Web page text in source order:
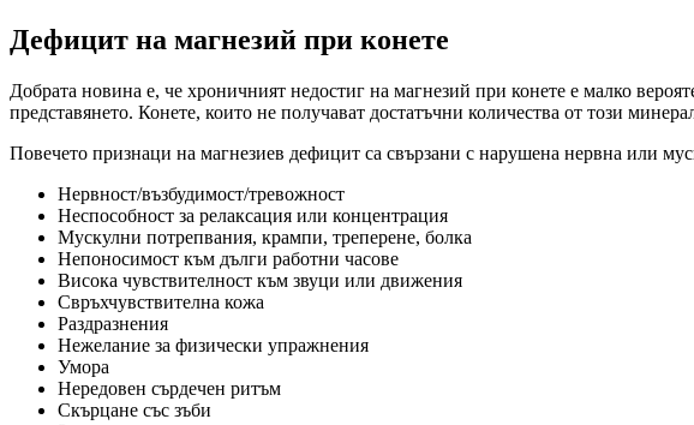
Дефицит на магнезий при конете
Добрата новина е, че хроничният недостиг на магнезий при конете е малко
представянето. Конете, които не получават достатъчни количества от този
Повечето признаци на магнезиев дефицит са свързани с нарушена нервна или
Нервност/възбудимост/тревожност
Неспособност за релаксация или концентрация
Мускулни потрепвания, крампи, треперене, болка
Непоносимост към дълги работни часове
Висока чувствителност към звуци или движения
Свръхчувствителна кожа
Раздразнения
Нежелание за физически упражнения
Умора
Нередовен сърдечен ритъм
Скърцане със зъби